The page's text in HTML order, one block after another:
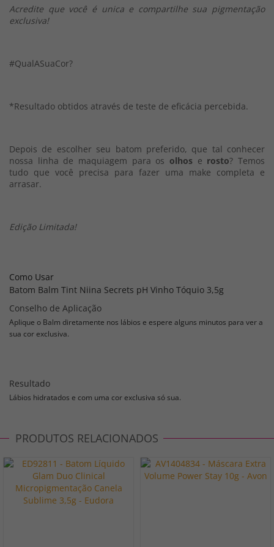
Acredite que você é unica e compartilhe sua pigmentação
exclusiva!
#QualASuaCor?
*Resultado obtidos através de teste de eficácia percebida.
Depois de escolher seu batom preferido, que tal conhecer
nossa linha de maquiagem para os olhos e rosto? Temos
tudo que você precisa para fazer uma make completa e
arrasar.
Edição Limitada!
Como Usar
Batom Balm Tint Niina Secrets pH Vinho Tóquio 3,5g
Conselho de Aplicação
Aplique o Balm diretamente nos lábios e espere alguns minutos para ver a
sua cor exclusiva.
Resultado
Lábios hidratados e com uma cor exclusiva só sua.
PRODUTOS RELACIONADOS